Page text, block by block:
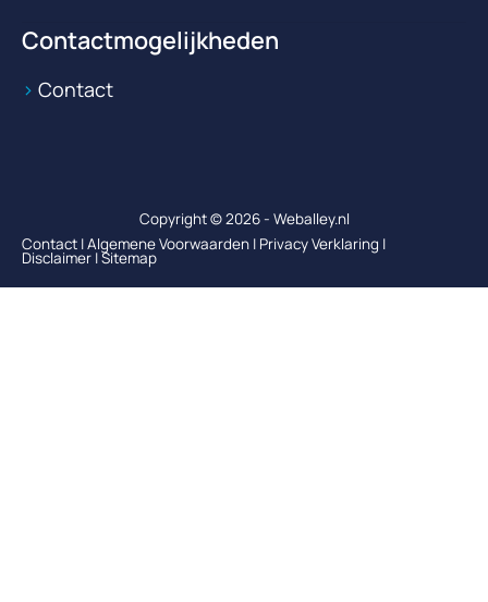
Contactmogelijkheden
Contact
Copyright © 2026 - Weballey.nl
Contact |Algemene Voorwaarden | Privacy Verklaring |
Disclaimer |Sitemap